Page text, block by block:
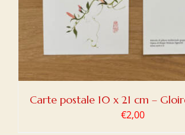
Carte postale 10 x 21 cm –
€2,00